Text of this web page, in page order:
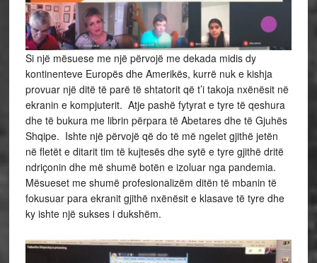
Si një mësuese me një përvojë me dekada midis dy
kontinenteve Europës dhe Amerikës, kurrë nuk e kishja
provuar një ditë të parë të shtatorit që t’i takoja nxënësit në
ekranin e kompjuterit. Atje pashë fytyrat e tyre të qeshura
dhe të bukura me librin përpara të Abetares dhe të Gjuhës
Shqipe. Ishte një përvojë që do të më ngelet gjithë jetën
në fletët e ditarit tim të kujtesës dhe sytë e tyre gjithë dritë
ndriçonin dhe më shumë botën e izoluar nga pandemia.
Mësueset me shumë profesionalizëm ditën të mbanin të
fokusuar para ekranit gjithë nxënësit e klasave të tyre dhe
ky ishte një sukses i dukshëm.